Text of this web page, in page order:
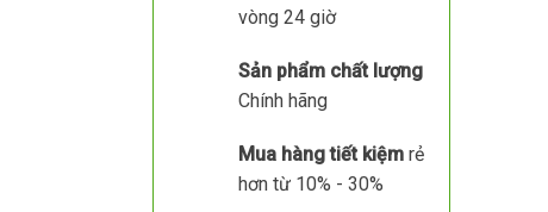
vòng 24 giờ
Sản phẩm chất lượng
Chính hãng
Mua hàng tiết kiệm rẻ
hơn từ 10% - 30%